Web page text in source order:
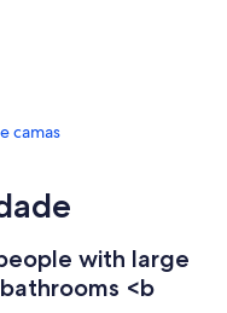
camas
with large
<b